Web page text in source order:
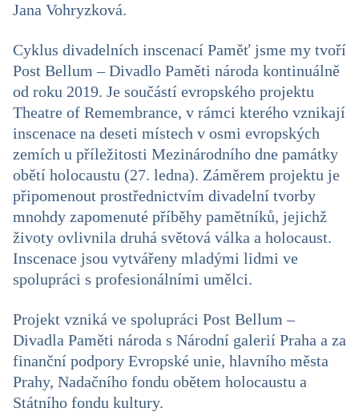
Jana Vohryzková.
Cyklus divadelních inscenací Paměť jsme my tvoří
Post Bellum – Divadlo Paměti národa kontinuálně
od roku 2019. Je součástí evropského projektu
Theatre of Remembrance, v rámci kterého vznikají
inscenace na deseti místech v osmi evropských
zemích u příležitosti Mezinárodního dne památky
obětí holocaustu (27. ledna). Záměrem projektu je
připomenout prostřednictvím divadelní tvorby
mnohdy zapomenuté příběhy pamětníků, jejichž
životy ovlivnila druhá světová válka a holocaust.
Inscenace jsou vytvářeny mladými lidmi ve
spolupráci s profesionálními umělci.
Projekt vzniká ve spolupráci Post Bellum –
Divadla Paměti národa s Národní galerií Praha a za
finanční podpory Evropské unie, hlavního města
Prahy, Nadačního fondu obětem holocaustu a
Státního fondu kultury.